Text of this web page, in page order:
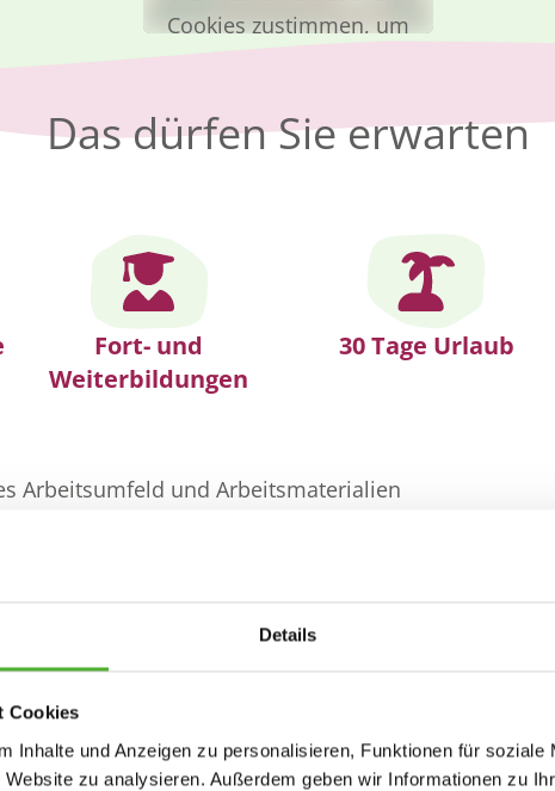
Details
Cookies
Inhalte und Anzeigen zu personalisieren, Funktionen für soziale
zu analysieren. Außerdem geben wir Informationen zu
Cookies zustimmen, um
das Video zu sehen.
ändern
Das dürfen Sie erwarten
Fort- und
Weiterbildungen
30 Tage Urlaub
Arbeitsumfeld und Arbeitsmaterialien
an den Wünschen der Mitarbeitenden orientieren
in einem wachsenden Unternehmen